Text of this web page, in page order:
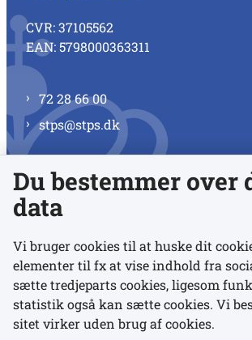
CVR: 37105562
EAN: 5798000363311
72 28 66 00
stps@stps.dk
Se alle kontaktnumre
Links
Udgivelser
Du bestemmer over
data
Vi bruger cookies til at huske dit
elementer til fx at vise indhold fra
sætte tredjeparts cookies, ligesom
statistik også kan sætte cookies. Vi
sitet virker uden brug af cookies.